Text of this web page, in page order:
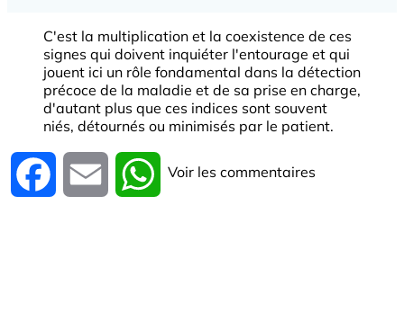
C'est la multiplication et la coexistence de ces
signes qui doivent inquiéter l'entourage et qui
jouent ici un rôle fondamental dans la détection
précoce de la maladie et de sa prise en charge,
d'autant plus que ces indices sont souvent
niés, détournés ou minimisés par le patient.
Facebook Email WhatsApp
Voir les commentaires